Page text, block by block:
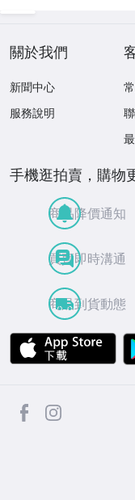
關於我們
新聞中心
服務說明
手機逛拍賣，購物
商品降價通知
買賣即時溝通
商品到貨動態
facebook